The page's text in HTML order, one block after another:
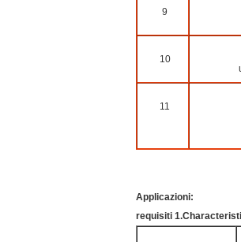
9
10
11
Applicazioni:
requisiti